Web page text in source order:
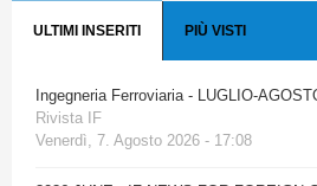
ULTIMI INSERITI PIÙ VISTI
Ingegneria Ferroviaria - LUGLIO-
Rivista IF
Venerdì, 7. Agosto 2026 - 17:08